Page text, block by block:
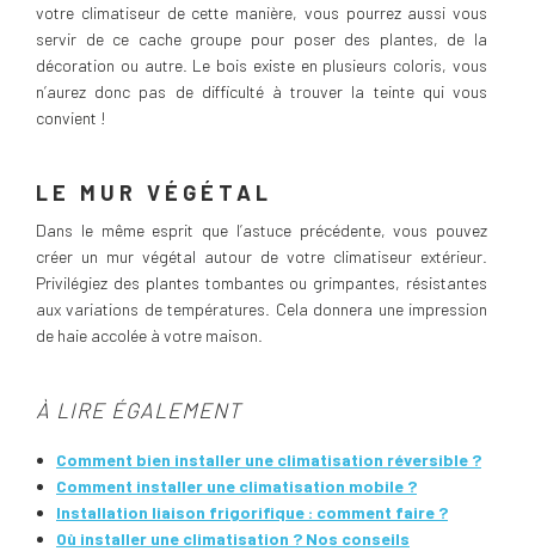
votre climatiseur de cette manière, vous pourrez aussi vous
servir de ce cache groupe pour poser des plantes, de la
décoration ou autre. Le bois existe en plusieurs coloris, vous
n’aurez donc pas de difficulté à trouver la teinte qui vous
convient !
LE MUR VÉGÉTAL
Dans le même esprit que l’astuce précédente, vous pouvez
créer un mur végétal autour de votre climatiseur extérieur.
Privilégiez des plantes tombantes ou grimpantes, résistantes
aux variations de températures. Cela donnera une impression
de haie accolée à votre maison.
À LIRE ÉGALEMENT
Comment bien installer une climatisation réversible ?
Comment installer une climatisation mobile ?
Installation liaison frigorifique : comment faire ?
Où installer une climatisation ? Nos conseils